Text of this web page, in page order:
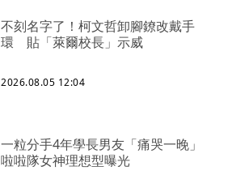
不刻名字了！柯文哲卸腳鐐改戴手
環 貼「萊爾校長」示威
2026.08.05 12:04
一粒分手4年學長男友「痛哭一晚」
啦啦隊女神理想型曝光